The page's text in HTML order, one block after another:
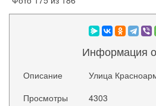
Информация
Описание
Улица
Просмотры
4303